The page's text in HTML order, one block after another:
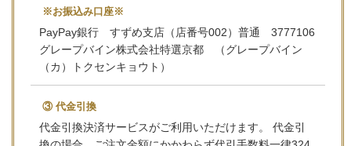
※お振込み口座※
PayPay銀行 すずめ支店（店番号002）普通 3777106
グレープバイン株式会社特選京都 （グレープバイン
（カ）トクセンキョウト）
③ 代金引換
代金引換決済サービスがご利用いただけます。 代金引